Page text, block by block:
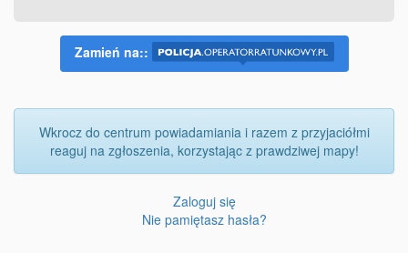
Zamień na::
Wkrocz do centrum powiadamiania i razem z przyjaciółmi
reaguj na zgłoszenia, korzystając z prawdziwej mapy!
Zaloguj się
Nie pamiętasz hasła?